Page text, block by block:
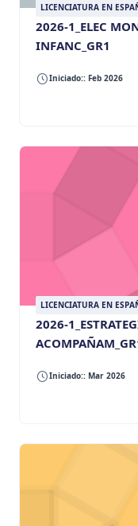
LICENCIATURA EN
2026-1_ELEC
INFANC_GR1
Iniciado:: Feb 2026
LICENCIATURA EN
2026-
Iniciado:: Mar 2026